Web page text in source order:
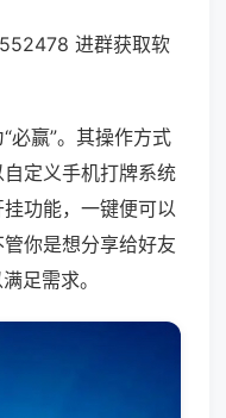
进群获取软
必赢”。其操作方式
定义手机打牌系统
功能，一键便可以
你是想分享给好友
足需求。